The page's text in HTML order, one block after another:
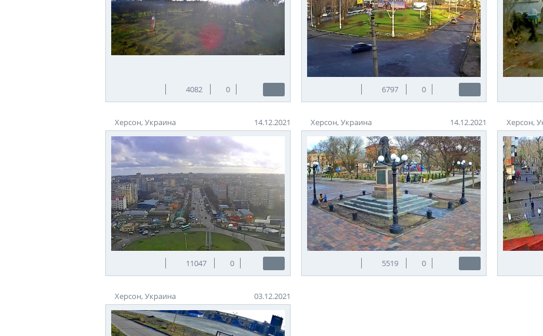
4082 0 6797 0
Херсон, Украина 14.12.2021
11047 0
Херсон, Украина 14.12.2021
5519 0
Херсон,
Херсон, Украина 03.12.2021